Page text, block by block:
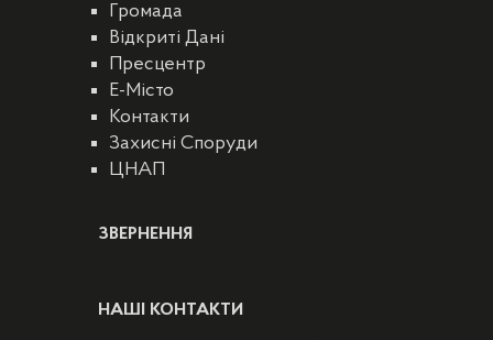
Громада
Відкриті Дані
Пресцентр
E-Місто
Контакти
Захисні Споруди
ЦНАП
ЗВЕРНЕННЯ
НАШІ КОНТАКТИ